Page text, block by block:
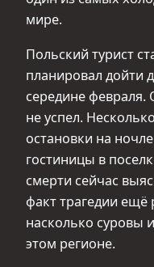
мире.
Польский турист
планировал дойти
середине февраля.
не успел.
остановки на
гостиницы в
смерти сейчас
факт трагедии ещё
насколько суровы
этом регионе.